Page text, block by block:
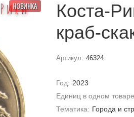
НОВИНКА
Коста-
краб-
Артикул: 46324
Год: 2023
Единиц в одном
Тематика: Города и